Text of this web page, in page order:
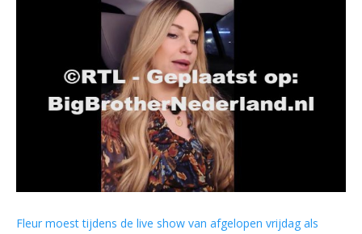
Fleur moest tijdens de live show van afgelopen vrijdag als